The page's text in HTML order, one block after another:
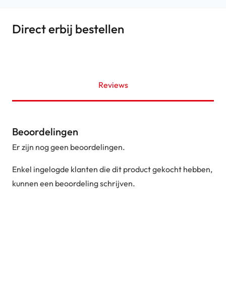
Direct erbij bestellen
Reviews
Beoordelingen
Er zijn nog geen beoordelingen.
Enkel ingelogde klanten die dit product gekocht hebben,
kunnen een beoordeling schrijven.